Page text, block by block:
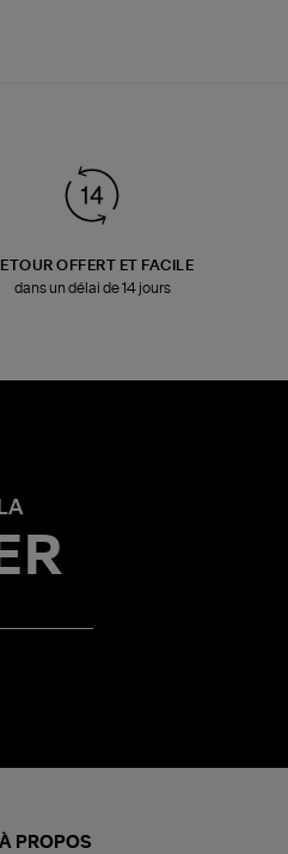
OFFERT ET FACILE
dans un délai de 14 jours
À PROPOS